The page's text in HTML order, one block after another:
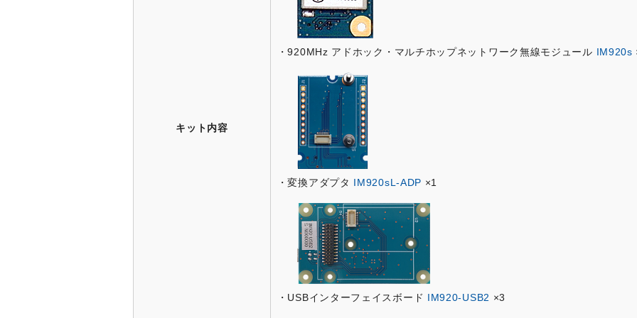
キット内容
・920MHz アドホック・マルチホップネットワーク無線モジュール IM920s
・変換アダプタ IM920sL-ADP ×1
・USBインターフェイスボード IM920-USB2 ×3